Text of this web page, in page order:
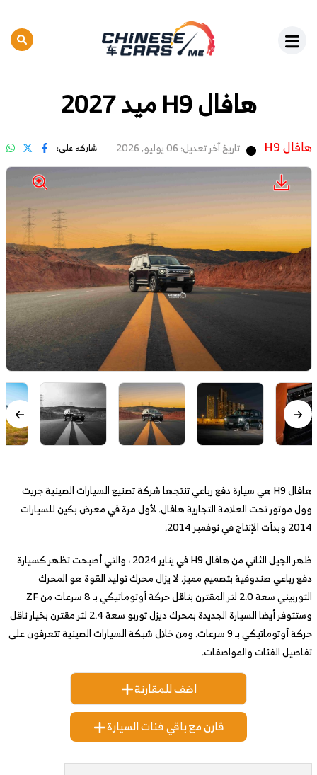
هافال H9 ميد 2027
هافال H9 تاريخ آخر تعديل: 06 يوليو, 2026 شاركه على:
هافال H9 هي سيارة دفع رباعي تنتجها شركة تصنيع السيارات الصينية جريت
وول موتور تحت العلامة التجارية هافال. لأول مرة في معرض بكين للسيارات
2014 وبدأت الإنتاج في نوفمبر 2014.
ظهر الجيل الثاني من هافال H9 في يناير 2024 ، والتي أصبحت تظهر كسيارة
دفع رباعي صندوقية بتصميم مميز. لا يزال محرك توليد القوة هو المحرك
التوربيني سعة 2.0 لتر المقترن بناقل حركة أوتوماتيكي بـ 8 سرعات من ZF
وستتوفر أيضا السيارة الجديدة بمحرك ديزل توربو سعة 2.4 لتر مقترن بخيار ناقل
حركة أوتوماتيكي بـ 9 سرعات. ومن خلال شبكة السيارات الصينية تتعرفون على
تفاصيل الفئات والمواصفات.
اضف للمقارنة
قارن مع باقي فئات السيارة